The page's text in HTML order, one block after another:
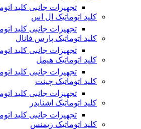
تجهیزات جانبی کلید
کلید اتوماتیک ال اس
تجهیزات جانبی کلید
کلید اتوماتیک پارس فانال
تجهیزات جانبی کلید
کلید اتوماتیک هیمل
تجهیزات جانبی کلید
کلید اتوماتیک چینت
تجهیزات جانبی کلید
کلید اتوماتیک اشنایدر
تجهیزات جانبی کلید
کلید اتوماتیک زیمنس